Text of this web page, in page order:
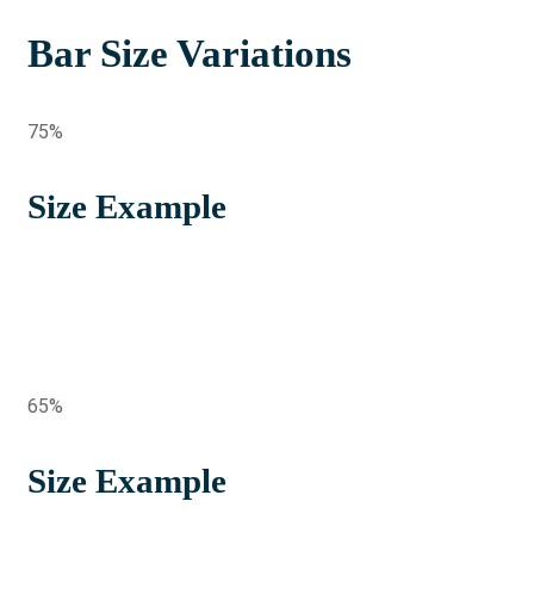
Bar Size Variations
75%
Size Example
65%
Size Example